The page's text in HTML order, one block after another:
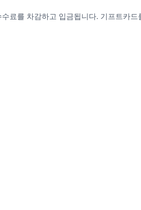
료를 차감하고 입금됩니다. 기프트카